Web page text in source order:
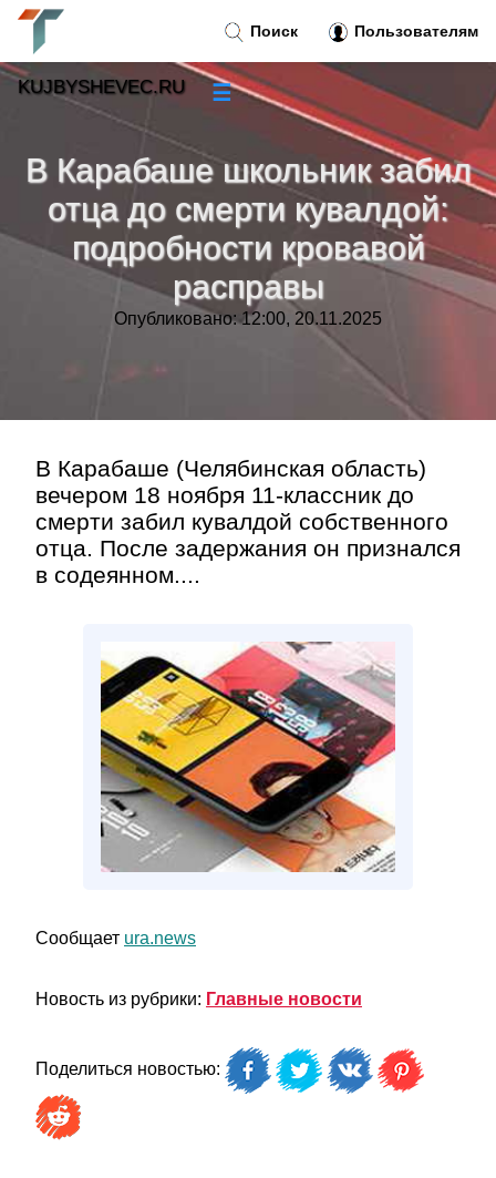
В Карабаше школьник забил
отца до смерти кувалдой:
подробности кровавой
расправы
Опубликовано: 12:00, 20.11.2025
В Карабаше (Челябинская область)
вечером 18 ноября 11-классник до
смерти забил кувалдой собственного
отца. После задержания он признался
в содеянном....
Сообщает ura.news
Новость из рубрики: Главные новости
Поделиться новостью:
Поиск Пользователям
KUJBYSHEVEC.RU ☰
Новости
Тренды новостей
Рубрики»
»